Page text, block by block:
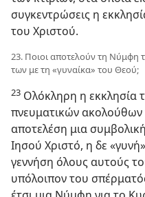
συγκεντρώσεις η
του Χριστού.
23. Ποιοι αποτελούν τη Νύμφη
των με τη «γυναίκα» του Θεού;
23 Ολόκληρη η εκκλησία
πνευματικών ακολούθων
αποτελέση μια
Ιησού Χριστό, η δε
γεννήση όλους αυτούς
υπόλοιπον του